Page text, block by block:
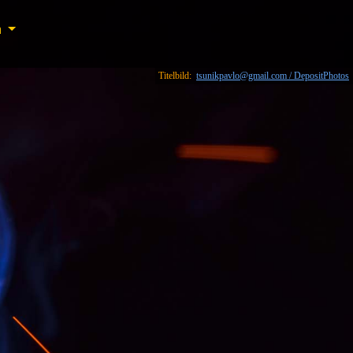
Titelbild: tsunikpavlo@gmail.com / DepositPhotos